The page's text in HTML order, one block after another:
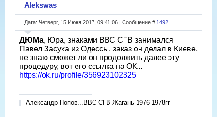
Alekswas
Дата: Четверг, 15 Июня 2017, 09:41:06 | Сообщение # 1492
ДЮМа, Юра, знаками ВВС СГВ занимался
Павел Засуха из Одессы, заказ он делал в Киеве,
не знаю сможет ли он продолжить далее эту
процедуру, вот его ссылка на ОК...
https://ok.ru/profile/356923102325
Александр Попов...ВВС СГВ Жагань 1976-1978гг.